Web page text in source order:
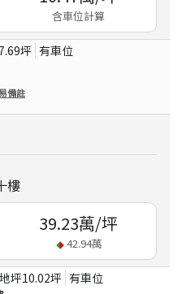
含車位計算
7.69坪 有車位
備註
樓
39.23萬/坪
42.94萬
地坪10.02坪 有車位